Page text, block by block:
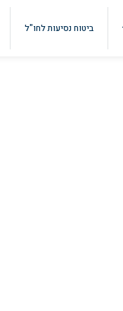
ביטוח נסיעות לחו"ל